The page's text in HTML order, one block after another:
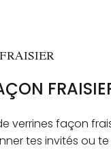
verrines façon
tes invités ou